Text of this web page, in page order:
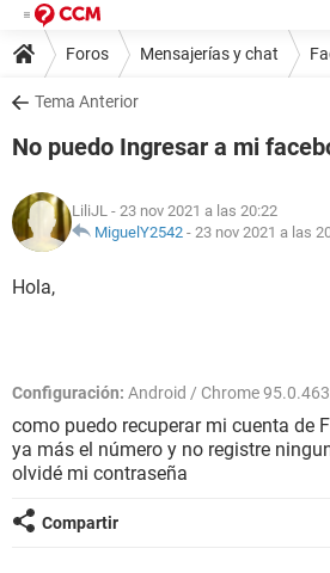
Foros Mensajerías y chat
Tema Anterior
No puedo Ingresar a mi
LiliJL - 23 nov 2021 a las 20:22
MiguelY2542 - 23 nov 2021 a las
Hola,
Configuración: Android / Chrome
como puedo recuperar mi cuenta de
ya más el número y no registre
olvidé mi contraseña
Compartir